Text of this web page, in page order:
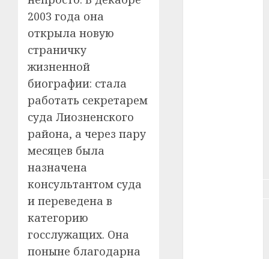
2003 года она
открыла новую
страничку
жизненной
биографии: стала
работать секретарем
суда Лиозненского
района, а через пару
месяцев была
назначена
консультантом суда
и переведена в
категорию
госслужащих. Она
поныне благодарна